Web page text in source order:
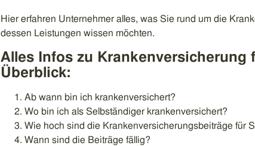
Hier erfahren Unternehmer alles, was Sie rund um die
dessen Leistungen wissen möchten.
Alles Infos zu Krankenversicherung
Überblick:
Ab wann bin ich krankenversichert?
Wo bin ich als Selbständiger krankenversichert?
Wie hoch sind die Krankenversicherungsbeiträge für
Wann sind die Beiträge fällig?